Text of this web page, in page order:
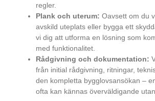
regler.
Plank och uterum: Oavsett om du
avskild uteplats eller bygga ett
vi dig att utforma en lösning som
med funktionalitet.
Rådgivning och dokumentation:
från initial rådgivning, ritningar,
den kompletta bygglovsansökan –
ofta kan kännas överväldigande